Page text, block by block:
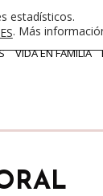
VIDA EN FAMILIA
estadísticos.
. Más